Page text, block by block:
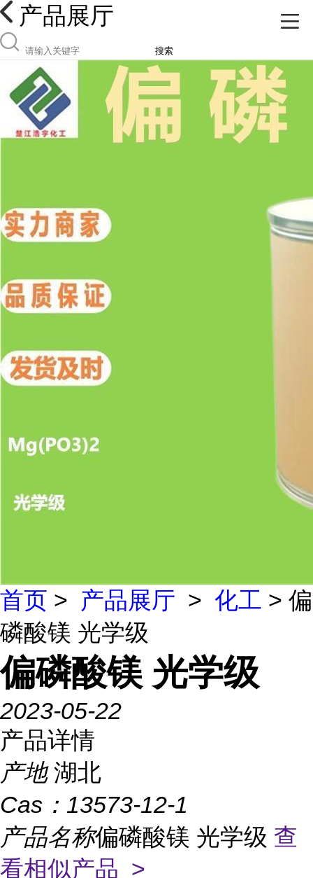
产品展厅
搜索
首页 > 产品展厅 > 化工 > 偏
磷酸镁 光学级
偏磷酸镁 光学级
2023-05-22
产品详情
产地 湖北
Cas： 13573-12-1
产品名称偏磷酸镁 光学级 查
看相似产品 >